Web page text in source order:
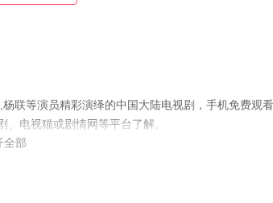
联等演员精彩演绎的中国大陆电视剧，手机免费观
电视猫或剧情网等平台了解。
全部